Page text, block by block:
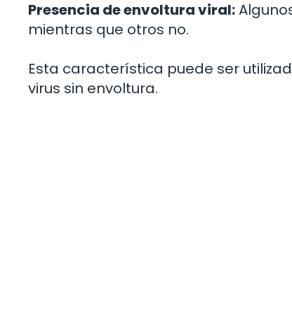
Presencia de envoltura viral:
mientras que otros no.
Esta característica puede ser
virus sin envoltura.